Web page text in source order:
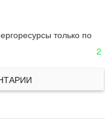
только по
2